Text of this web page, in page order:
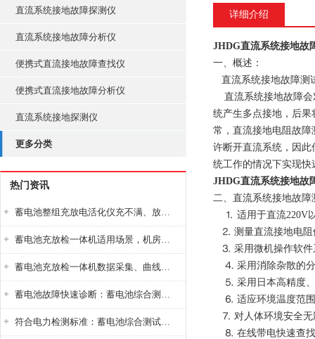
直流系统接地故障探测仪
直流系统接地故障分析仪
便携式直流接地故障查找仪
便携式直流接地故障分析仪
直流系统接地探测仪
更多分类
热门资讯
蓄电池整组充放电活化仪充不满、放不完怎么办？
蓄电池充放检一体机适用场景，机房基站变电站铅酸蓄电池维护检测应用
蓄电池充放检一体机数据采集、曲线分析与电池健康状态智能评估功能详解
蓄电池故障快速诊断：蓄电池综合测试仪判断落后电池的方法与标准
符合电力检测标准：蓄电池综合测试仪测试规范与精度校准方法详解
详细介绍
JHDG直流系统接地故
一、概述：
直流系统接地故障测
直流系统接地故障会
统产生多点接地，后
常，直流接地电阻故
许断开直流系统，因此
统工作的情况下实现
JHDG直流系统接地故
二、直流系统接地故障
⒈ 适用于直流220V
⒉ 测量直流接地电阻
⒊ 采用微机操作软件
⒋ 采用消除杂散的分
⒌ 采用日本高精度、
⒍ 适应环境温度范
⒎ 对人体环境安全无
⒏ 在线带电快速查找